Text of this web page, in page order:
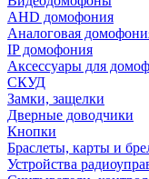
AHD домофония
Аналоговая
IP домофония
Аксессуары для
СКУД
Замки, защелки
Дверные доводчики
Кнопки
Браслеты, карты и
Устройства